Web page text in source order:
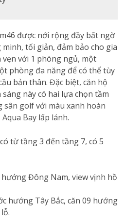
được nới rộng đầy bất ngờ
tối giản, đảm bảo cho gia
với 1 phòng ngủ, một
phòng đa năng để có thể tùy
bản thân. Đặc biệt, căn hộ
này có hai lựa chọn tầm
sân golf với màu xanh hoàn
Bay lấp lánh.
từ tầng 3 đến tầng 7, có 5
hướng Đông Nam, view vịnh hồ
hướng Tây Bắc, căn 09 hướng